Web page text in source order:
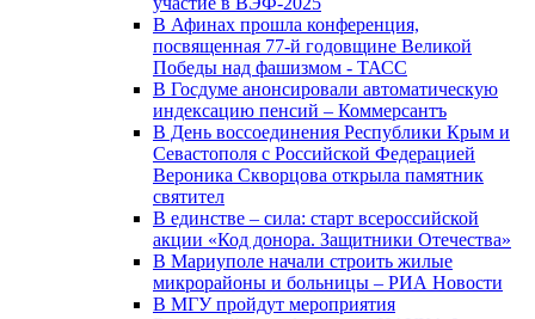
В Афинах прошла конференция,
посвященная 77-й годовщине Великой
Победы над фашизмом - ТАСС
В Госдуме анонсировали автоматическую
индексацию пенсий – Коммерсантъ
В День воссоединения Республики Крым и
Севастополя с Российской Федерацией
Вероника Скворцова открыла памятник
святител
В единстве – сила: старт всероссийской
акции «Код донора. Защитники Отечества»
В Мариуполе начали строить жилые
микрорайоны и больницы – РИА Новости
В МГУ пройдут мероприятия